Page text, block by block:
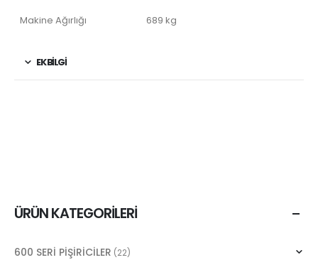
Makine Ağırlığı 689 kg
EK BILGI
ÜRÜN KATEGORILERI
600 SERİ PİŞİRİCİLER (22)